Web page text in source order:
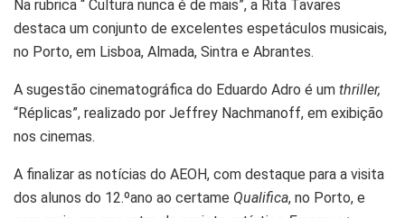
Na rubrica “ Cultura nunca é de mais”, a Rita Tavares
destaca um conjunto de excelentes espetáculos musicais,
no Porto, em Lisboa, Almada, Sintra e Abrantes.
A sugestão cinematográfica do Eduardo Adro é um thriller,
“Réplicas”, realizado por Jeffrey Nachmanoff, em exibição
nos cinemas.
A finalizar as notícias do AEOH, com destaque para a visita
dos alunos do 12.ºano ao certame Qualifica, no Porto, e